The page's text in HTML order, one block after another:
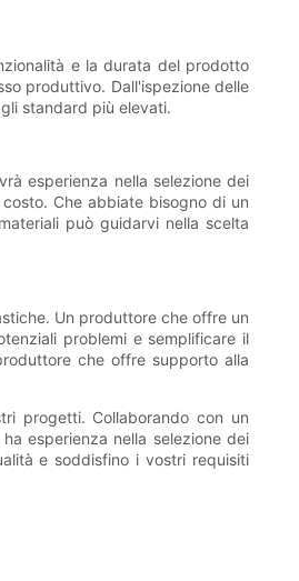
e la durata del prodotto
produttivo. Dall'ispezione delle
standard più elevati.
esperienza nella selezione dei
Che abbiate bisogno di un
può guidarvi nella scelta
Un produttore che offre un
problemi e semplificare il
che offre supporto alla
progetti. Collaborando con un
esperienza nella selezione dei
e soddisfino i vostri requisiti